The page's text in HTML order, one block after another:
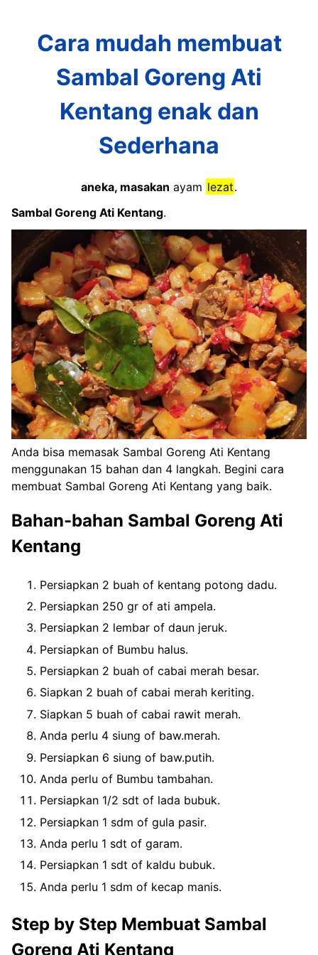
Cara mudah membuat
Sambal Goreng Ati
Kentang enak dan
Sederhana
aneka, masakan ayam lezat.
Sambal Goreng Ati Kentang.
Anda bisa memasak Sambal Goreng Ati Kentang
menggunakan 15 bahan dan 4 langkah. Begini cara
membuat Sambal Goreng Ati Kentang yang baik.
Bahan-bahan Sambal Goreng Ati
Kentang
Persiapkan 2 buah of kentang potong dadu.
Persiapkan 250 gr of ati ampela.
Persiapkan 2 lembar of daun jeruk.
Persiapkan of Bumbu halus.
Persiapkan 2 buah of cabai merah besar.
Siapkan 2 buah of cabai merah keriting.
Siapkan 5 buah of cabai rawit merah.
Anda perlu 4 siung of baw.merah.
Persiapkan 6 siung of baw.putih.
Anda perlu of Bumbu tambahan.
Persiapkan 1/2 sdt of lada bubuk.
Persiapkan 1 sdm of gula pasir.
Anda perlu 1 sdt of garam.
Persiapkan 1 sdt of kaldu bubuk.
Anda perlu 1 sdm of kecap manis.
Step by Step Membuat Sambal
Goreng Ati Kentang